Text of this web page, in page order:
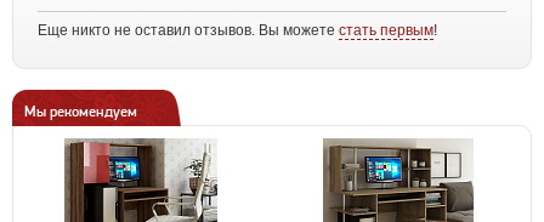
Еще никто не оставил отзывов. Вы можете стать первым!
Мы рекомендуем